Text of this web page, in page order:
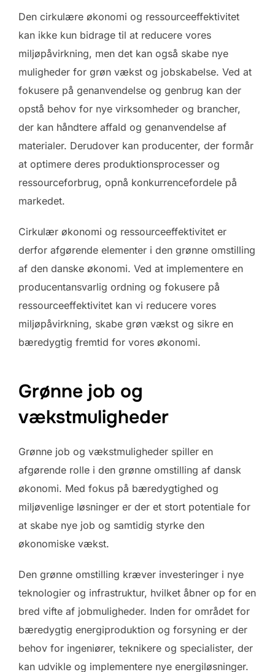
Den cirkulære økonomi og ressourceeffektivitet
kan ikke kun bidrage til at reducere vores
miljøpåvirkning, men det kan også skabe nye
muligheder for grøn vækst og jobskabelse. Ved at
fokusere på genanvendelse og genbrug kan der
opstå behov for nye virksomheder og brancher,
der kan håndtere affald og genanvendelse af
materialer. Derudover kan producenter, der formår
at optimere deres produktionsprocesser og
ressourceforbrug, opnå konkurrencefordele på
markedet.
Cirkulær økonomi og ressourceeffektivitet er
derfor afgørende elementer i den grønne omstilling
af den danske økonomi. Ved at implementere en
producentansvarlig ordning og fokusere på
ressourceeffektivitet kan vi reducere vores
miljøpåvirkning, skabe grøn vækst og sikre en
bæredygtig fremtid for vores økonomi.
Grønne job og
vækstmuligheder
Grønne job og vækstmuligheder spiller en
afgørende rolle i den grønne omstilling af dansk
økonomi. Med fokus på bæredygtighed og
miljøvenlige løsninger er der et stort potentiale for
at skabe nye job og samtidig styrke den
økonomiske vækst.
Den grønne omstilling kræver investeringer i nye
teknologier og infrastruktur, hvilket åbner op for en
bred vifte af jobmuligheder. Inden for området for
bæredygtig energiproduktion og forsyning er der
behov for ingeniører, teknikere og specialister, der
kan udvikle og implementere nye energiløsninger.